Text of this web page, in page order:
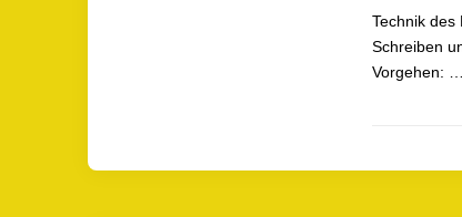
Technik des
Schreiben
Vorgehen: …